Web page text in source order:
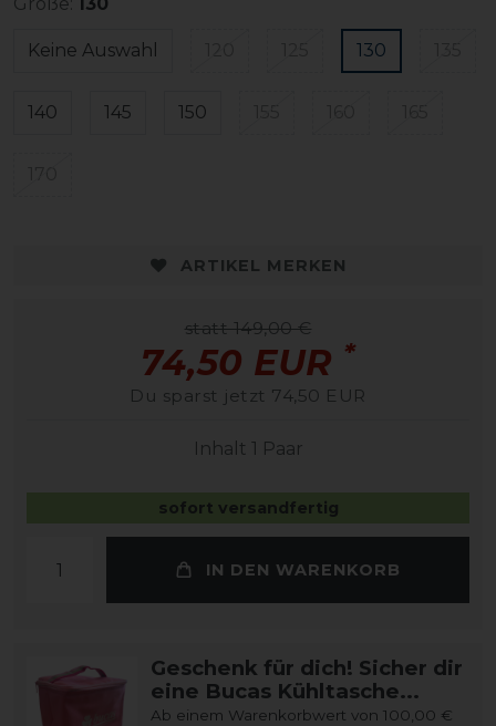
Größe: 130
Keine Auswahl 130
140 145 150
ARTIKEL MERKEN
statt 149,00 €
74,50 EUR *
Du sparst jetzt 74,50 EUR
Inhalt 1 Paar
sofort versandfertig
IN DEN WARENKORB
Geschenk für dich! Sicher dir
eine Bucas Kühltasche...
Ab einem Warenkorbwert von 100,00 €